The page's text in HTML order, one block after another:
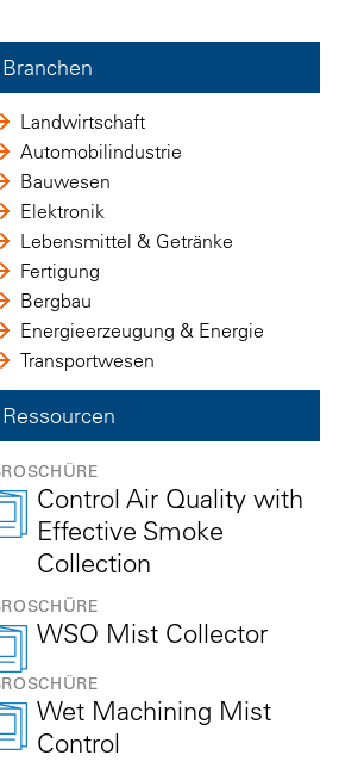
Branchen
Landwirtschaft
Automobilindustrie
Bauwesen
Elektronik
Lebensmittel & Getränke
Fertigung
Bergbau
Energieerzeugung & Energie
Transportwesen
Ressourcen
Control Air Quality with
Effective Smoke
Collection
WSO Mist Collector
Wet Machining Mist
Control